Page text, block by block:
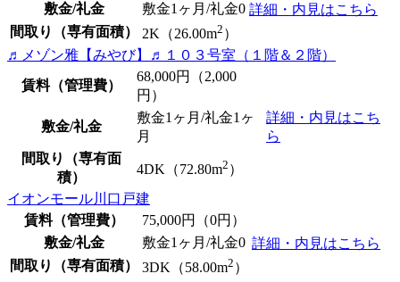
詳細・内見はこちら
敷金/礼金 敷金1ヶ月/礼金0
間取り（専有面積）
2K（26.00m2 ）
♬メゾン雅【みやび】♬１０３号室（１階＆２階）
賃料（管理費）
68,000円（2,000
円）
詳細・内見はこち
ら
敷金/礼金
敷金1ヶ月/礼金1ヶ
月
間取り（専有面
積）
4DK（72.80m2 ）
イオンモール川口戸建
賃料（管理費）
75,000円（0円）
詳細・内見はこちら
敷金/礼金 敷金1ヶ月/礼金0
間取り（専有面積）
3DK（58.00m2 ）